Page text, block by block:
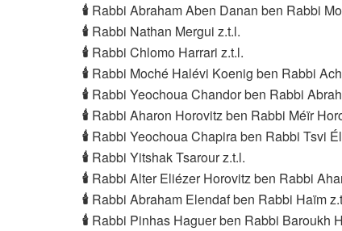
🕯 Rabbi Abraham Aben Danan ben Rabbi
🕯 Rabbi Nathan Mergui z.t.l.
🕯 Rabbi Chlomo Harrari z.t.l.
🕯 Rabbi Moché Halévi Koenig ben Rabbi
🕯 Rabbi Yeochoua Chandor ben Rabbi
🕯 Rabbi Aharon Horovitz ben Rabbi Méïr
🕯 Rabbi Yeochoua Chapira ben Rabbi Tsvi
🕯 Rabbi Yitshak Tsarour z.t.l.
🕯 Rabbi Alter Eliézer Horovitz ben Rabbi
🕯 Rabbi Abraham Elendaf ben Rabbi Haïm
🕯 Rabbi Pinhas Haguer ben Rabbi Baroukh